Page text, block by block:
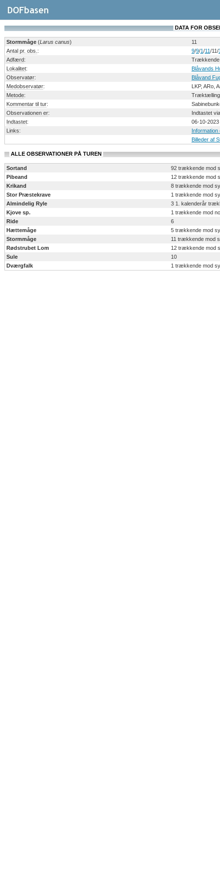
DATA FOR
Stormmåge (Larus canus)
11
Antal pr. obs. : 9/9/1/11/11/
Adfærd:
Trækkende
Lokalitet:
Blåvands
Observatør:
Blåvand
Medobservatør:
LKP, ARo,
Metode:
Kommentar til tur:
Observationen er:
Indtastet
Indtastet:
06-10-
Links:
Information
Billeder af
ALLE OBSERVATIONER PÅ TUREN
Sortand
92 trækkende mod
Pibeand
12 trækkende mod
Krikand
8 trækkende mod
Stor Præstekrave
1 trækkende mod
Almindelig Ryle
3 1. kalenderår
Kjove sp.
1 trækkende mod
Ride
6
Hættemåge
5 trækkende mod
Stormmåge
11 trækkende mod
Rødstrubet Lom
12 trækkende mod
Sule
10
Dværgfalk
1 trækkende mod